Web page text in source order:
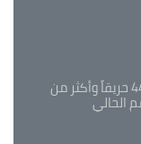
العام للغابات: 445 حريقاً وأكثر من